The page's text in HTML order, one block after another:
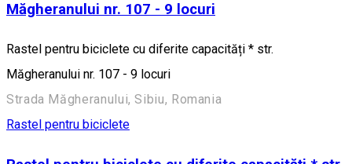
Măgheranului nr. 107 - 9 locuri
Rastel pentru biciclete cu diferite capacități * str.
Măgheranului nr. 107 - 9 locuri
Strada Măgheranului, Sibiu, Romania
Rastel pentru biciclete